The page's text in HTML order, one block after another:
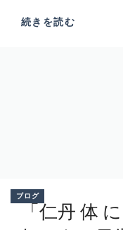
続きを読む
ブログ
「仁丹 体